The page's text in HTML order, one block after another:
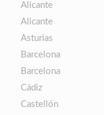
Alicante
Alicante
Asturias
Barcelona
Barcelona
Cádiz
Castellón